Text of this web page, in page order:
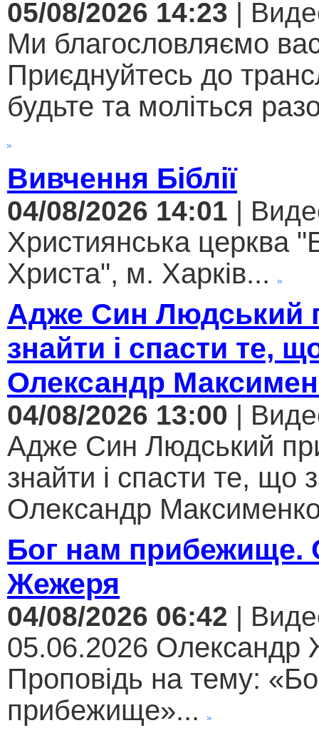
05/08/2026 14:23 |
Ми благословляємо
Приєднуйтесь до
будьте та моліться
Вивчення Біблії
04/08/2026 14:01 |
Християнська церква
Христа", м. Харків...
Адже Син Людський
знайти і спасти те,
Олександр
04/08/2026 13:00 |
Адже Син Людський
знайти і спасти те, що
Олександр
Бог нам прибежище.
Жежеря
04/08/2026 06:42 |
05.06.2026 Олександр
Проповідь на тему:
прибежище»...